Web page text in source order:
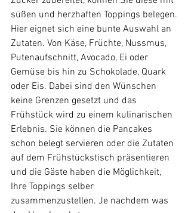
süßen und herzhaften Toppings belegen.
Hier eignet sich eine bunte Auswahl an
Zutaten. Von Käse, Früchte, Nussmus,
Putenaufschnitt, Avocado, Ei oder
Gemüse bis hin zu Schokolade, Quark
oder Eis. Dabei sind den Wünschen
keine Grenzen gesetzt und das
Frühstück wird zu einem kulinarischen
Erlebnis. Sie können die Pancakes
schon belegt servieren oder die Zutaten
auf dem Frühstückstisch präsentieren
und die Gäste haben die Möglichkeit,
Ihre Toppings selber
zusammenzustellen. Je nachdem was